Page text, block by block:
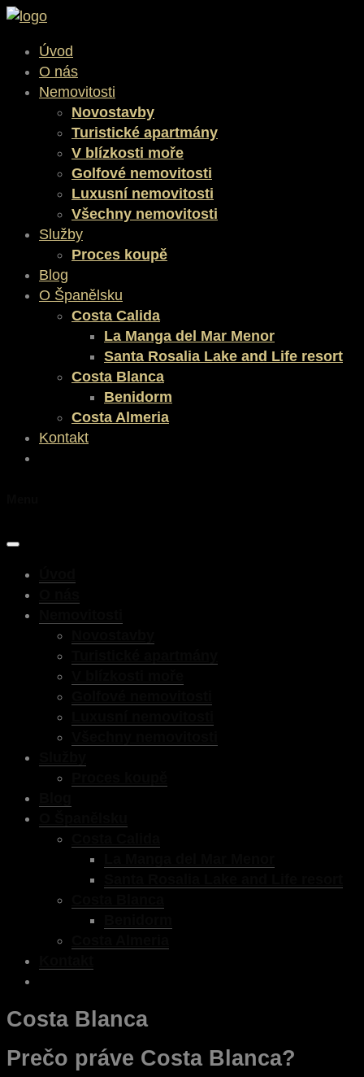
Úvod
O nás
Nemovitosti
Novostavby
Turistické apartmány
V blízkosti moře
Golfové nemovitosti
Luxusní nemovitosti
Všechny nemovitosti
Služby
Proces koupě
Blog
O Španělsku
Costa Calida
La Manga del Mar Menor
Santa Rosalia Lake and Life resort
Costa Blanca
Benidorm
Costa Almeria
Kontakt
Costa Blanca
Prečo práve Costa Blanca?